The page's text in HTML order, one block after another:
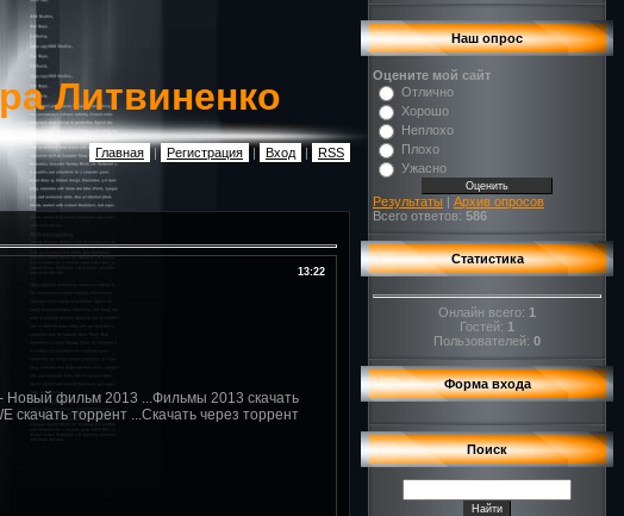
Литвиненко
Главная | Регистрация | Вход | RSS
13:22
Новый фильм 2013 ...Фильмы 2013 скачать
торрент ...Скачать через торрент
Наш опрос
Оцените мой сайт
Отлично
Хорошо
Неплохо
Плохо
Ужасно
Результаты | Архив опросов
Всего ответов: 586
Статистика
Онлайн всего: 1
Гостей: 1
Пользователей: 0
Форма входа
Поиск